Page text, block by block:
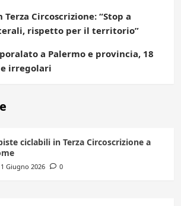
Circoscrizione: “Stop a
rispetto per il territorio”
a Palermo e provincia, 18
irregolari
ciclabili in Terza Circoscrizione a
Giugno 2026 0